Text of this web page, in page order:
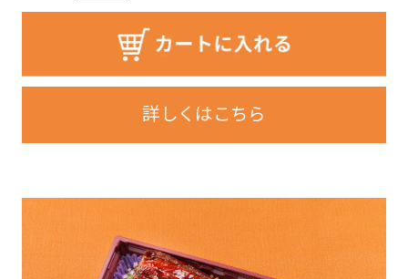
詳しくはこちら